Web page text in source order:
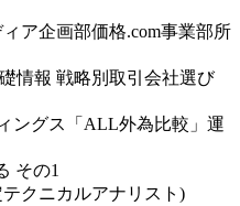
ア企画部価格.com事業部所
情報 戦略別取引会社選び
ングス「ALL外為比較」運
その1
クニカルアナリスト)